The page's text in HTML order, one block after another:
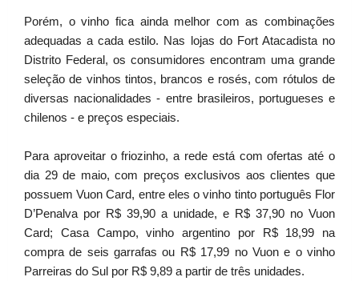
Porém, o vinho fica ainda melhor com as combinações
adequadas a cada estilo. Nas lojas do Fort Atacadista no
Distrito Federal, os consumidores encontram uma grande
seleção de vinhos tintos, brancos e rosés, com rótulos de
diversas nacionalidades - entre brasileiros, portugueses e
chilenos - e preços especiais.
Para aproveitar o friozinho, a rede está com ofertas até o
dia 29 de maio, com preços exclusivos aos clientes que
possuem Vuon Card, entre eles o vinho tinto português Flor
D’Penalva por R$ 39,90 a unidade, e R$ 37,90 no Vuon
Card; Casa Campo, vinho argentino por R$ 18,99 na
compra de seis garrafas ou R$ 17,99 no Vuon e o vinho
Parreiras do Sul por R$ 9,89 a partir de três unidades.